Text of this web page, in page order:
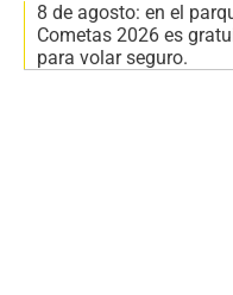
8 de agosto: en el
Cometas 2026 es
para volar seguro.